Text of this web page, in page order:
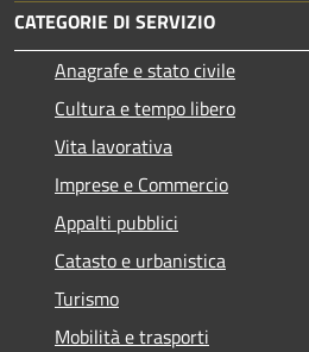
CATEGORIE DI SERVIZIO
Anagrafe e stato civile
Cultura e tempo libero
Vita lavorativa
Imprese e Commercio
Appalti pubblici
Catasto e urbanistica
Turismo
Mobilità e trasporti